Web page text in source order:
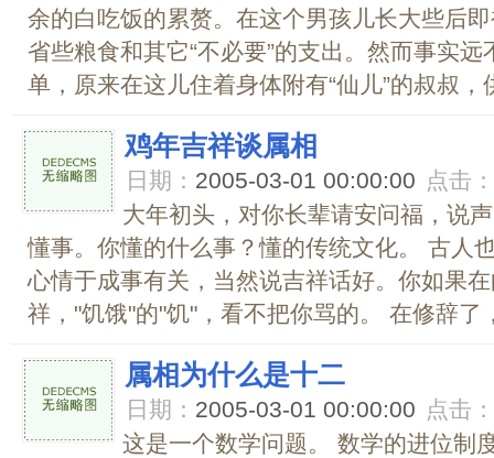
余的白吃饭的累赘。在这个男孩儿长大些后
省些粮食和其它“不必要”的支出。然而事实
单，原来在这儿住着身体附有“仙儿”的叔叔，
鸡年吉祥谈属相
日期： 2005-03-01 00:00:00 点击：
大年初头，对你长辈请安问福，说
懂事。你懂的什么事？懂的传统文化。 古人
心情于成事有关，当然说吉祥话好。你如果
祥，"饥饿"的"饥"，看不把你骂的。 在修辞了
属相为什么是十二
日期： 2005-03-01 00:00:00 点击：
这是一个数学问题。 数学的进位制